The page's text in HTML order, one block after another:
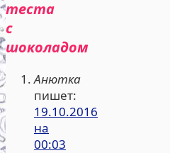
теста
с
шоколадом
Анютка
пишет:
19.10.2016
на
00:03